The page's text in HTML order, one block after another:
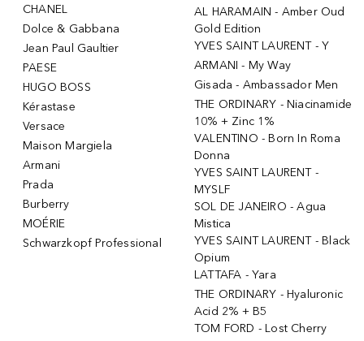
CHANEL
Dolce & Gabbana
Jean Paul Gaultier
PAESE
HUGO BOSS
Kérastase
Versace
Maison Margiela
Armani
Prada
Burberry
MOÉRIE
Schwarzkopf Professional
AL HARAMAIN - Amber Oud
Gold Edition
YVES SAINT LAURENT - Y
ARMANI - My Way
Gisada - Ambassador Men
THE ORDINARY - Niacinamide
10% + Zinc 1%
VALENTINO - Born In Roma
Donna
YVES SAINT LAURENT -
MYSLF
SOL DE JANEIRO - Agua
Mistica
YVES SAINT LAURENT - Black
Opium
LATTAFA - Yara
THE ORDINARY - Hyaluronic
Acid 2% + B5
TOM FORD - Lost Cherry